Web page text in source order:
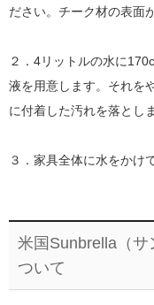
ださい。チーク材の表面
２．4リットルの水に
液を用意します。それを
に付着した汚れを落とし
３．家具全体に水をかけ
米国Sunbrella（サ
ついて